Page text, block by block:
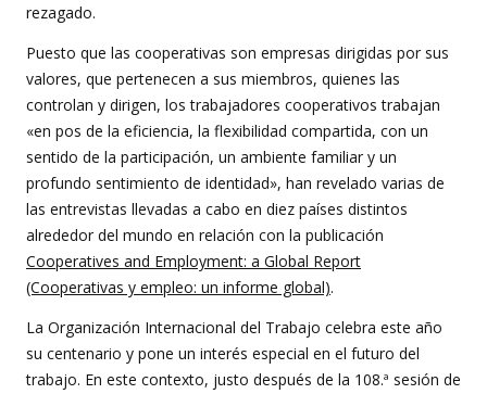
rezagado.
Puesto que las cooperativas son empresas dirigidas por sus
valores, que pertenecen a sus miembros, quienes las
controlan y dirigen, los trabajadores cooperativos trabajan
«en pos de la eficiencia, la flexibilidad compartida, con un
sentido de la participación, un ambiente familiar y un
profundo sentimiento de identidad», han revelado varias de
las entrevistas llevadas a cabo en diez países distintos
alrededor del mundo en relación con la publicación
Cooperatives and Employment: a Global Report
(Cooperativas y empleo: un informe global).
La Organización Internacional del Trabajo celebra este año
su centenario y pone un interés especial en el futuro del
trabajo. En este contexto, justo después de la 108.ª sesión de